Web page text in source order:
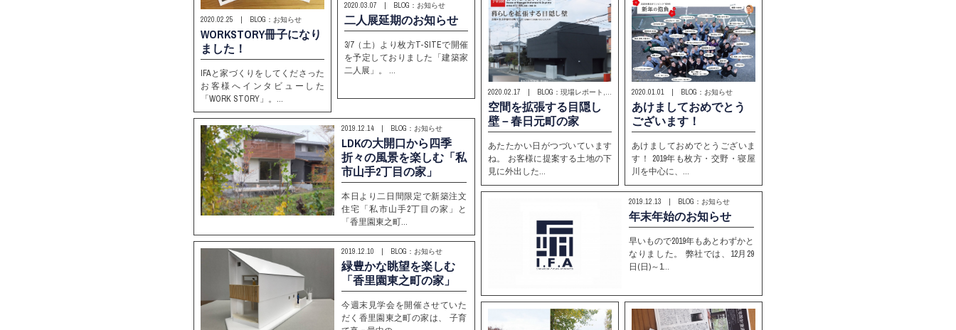
2020.03.07 | BLOG：お知らせ
二人展延期のお知らせ
3/7（土）より枚方T-SITEで開催
を予定しておりました「建築家
二人展」。 …
2020.02.25 | BLOG：お知らせ
WORKSTORY冊子になり
ました！
IFAと家づくりをしてくださった
お客様へインタビューした
「WORK STORY」。…
2020.02.17 | BLOG：現場レポート, お知らせ
空間を拡張する目隠し
壁－春日元町の家
あたたかい日がつづいています
ね。 お客様に提案する土地の下
見に外出した…
2020.01.01 | BLOG：お知らせ
あけましておめでとう
ございます！
あけましておめでとうございま
す！ 2019年も枚方・交野・寝屋
川を中心に、…
2019.12.14 | BLOG：お知らせ
LDKの大開口から四季
折々の風景を楽しむ「私
市山手2丁目の家」
本日より二日間限定で新築注文
住宅「私市山手2丁目の家」と
「香里園東之町…
2019.12.13 | BLOG：お知らせ
年末年始のお知らせ
早いもので2019年もあとわずかと
なりました。 弊社では、12月29
日(日)～1…
2019.12.10 | BLOG：お知らせ
緑豊かな眺望を楽しむ
「香里園東之町の家」
今週末見学会を開催させていた
だく香里園東之町の家は、 子育